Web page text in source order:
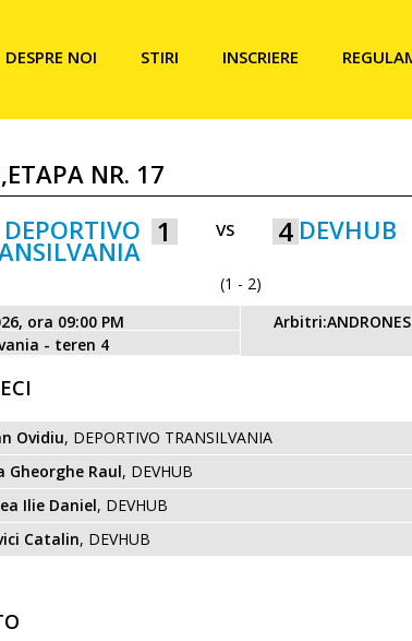
DESPRE NOI STIRI INSCRIERE
NR. 17
DEPORTIVO 1 VS 4 DEVHUB
(1 - 2)
ora 09:00 PM
- teren 4
Ovidiu, DEPORTIVO TRANSILVANIA
Gheorghe Raul, DEVHUB
Ilie Daniel, DEVHUB
Catalin, DEVHUB